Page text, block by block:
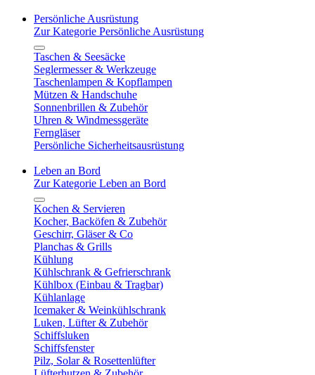
Persönliche Ausrüstung
Zur Kategorie Persönliche Ausrüstung
Taschen & Seesäcke
Seglermesser & Werkzeuge
Taschenlampen & Kopflampen
Mützen & Handschuhe
Sonnenbrillen & Zubehör
Uhren & Windmessgeräte
Ferngläser
Persönliche Sicherheitsausrüstung
Leben an Bord
Zur Kategorie Leben an Bord
Kochen & Servieren
Kocher, Backöfen & Zubehör
Geschirr, Gläser & Co
Planchas & Grills
Kühlung
Kühlschrank & Gefrierschrank
Kühlbox (Einbau & Tragbar)
Kühlanlage
Icemaker & Weinkühlschrank
Luken, Lüfter & Zubehör
Schiffsluken
Schiffsfenster
Pilz, Solar & Rosettenlüfter